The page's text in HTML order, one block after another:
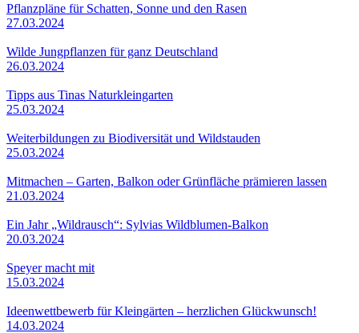
Pflanzpläne für Schatten, Sonne und den Rasen
27.03.2024
Wilde Jungpflanzen für ganz Deutschland
26.03.2024
Tipps aus Tinas Naturkleingarten
25.03.2024
Weiterbildungen zu Biodiversität und Wildstauden
25.03.2024
Mitmachen – Garten, Balkon oder Grünfläche prämieren lassen
21.03.2024
Ein Jahr „Wildrausch“: Sylvias Wildblumen-Balkon
20.03.2024
Speyer macht mit
15.03.2024
Ideenwettbewerb für Kleingärten – herzlichen Glückwunsch!
14.03.2024